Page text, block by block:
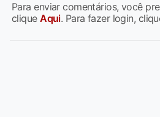
Para enviar comentários, você
cliqueAqui. Para fazer login,